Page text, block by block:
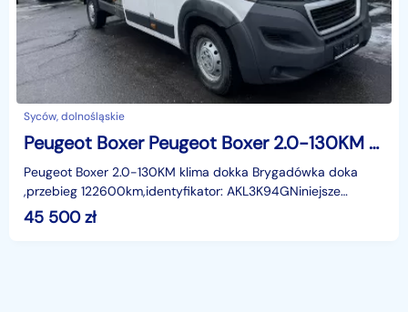
Syców, dolnośląskie
Peugeot Boxer Peugeot Boxer 2.0-130KM klima dokka Brygadówka doka 122tkm 2018
Peugeot Boxer 2.0-130KM klima dokka Brygadówka doka
,przebieg 122600km,identyfikator: AKL3K94GNiniejsze
ogłoszenie jest wyłącznie informacją handlową i nie stan
45 500zł